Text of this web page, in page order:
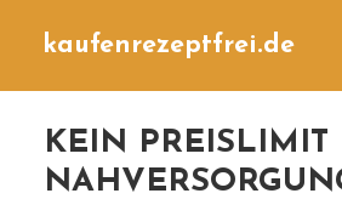
kaufenrezeptfrei.de
KEIN PREISLIMIT